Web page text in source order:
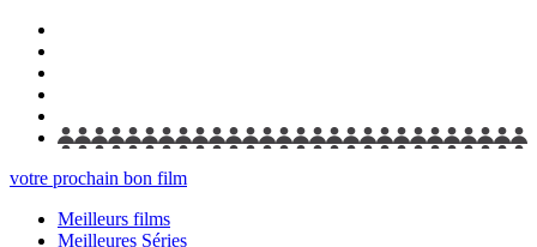
votre prochain bon film
Meilleurs films
Meilleures Séries